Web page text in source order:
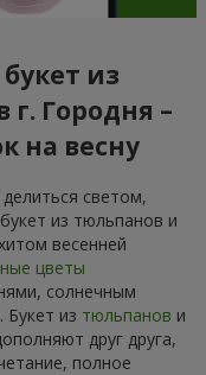
из
Городня –
на весну
светом,
из тюльпанов и
весенней
цветы
солнечным
из тюльпанов и
друг друга,
полное